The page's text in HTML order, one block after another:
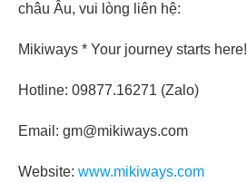
châu Âu, vui lòng liên hệ:
Mikiways * Your journey starts here!
Hotline: 09877.16271 (Zalo)
Email: gm@mikiways.com
Website: www.mikiways.com